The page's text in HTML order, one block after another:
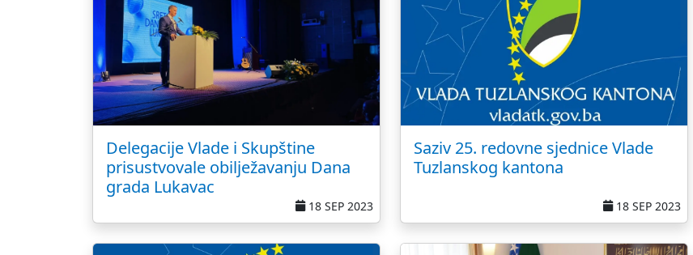
Delegacije Vlade i Skupštine
prisustvovale obilježavanju Dana
grada Lukavac
18 SEP 2023
Saziv 25. redovne sjednice Vlade
Tuzlanskog kantona
18 SEP 2023